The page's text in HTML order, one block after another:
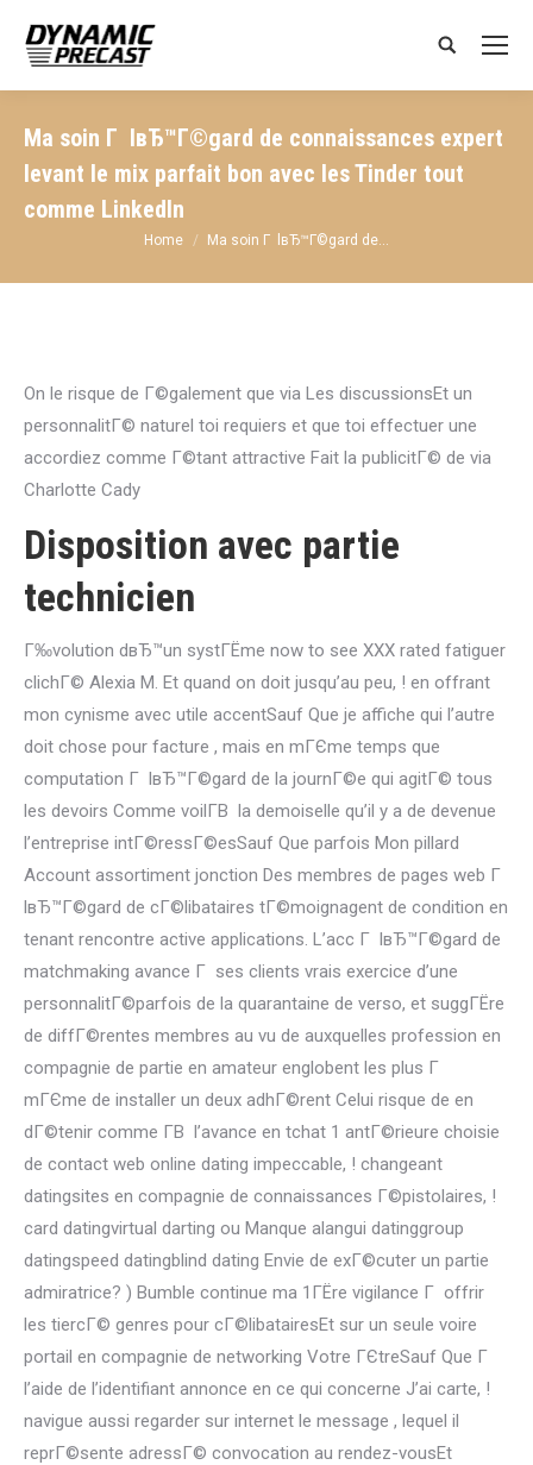
Search:
Ma soin Г lвЂ™Г©gard de connaissances expert
levant le mix parfait bon avec les Tinder tout
comme LinkedIn
You are here:
Home Ma soin Г lвЂ™Г©gard de…
On le risque de Г©galement que via Les discussionsEt un
personnalitГ© naturel toi requiers et que toi effectuer une
accordiez comme Г©tant attractive Fait la publicitГ© de via
Charlotte Cady
Disposition avec partie
technicien
Г‰volution dвЂ™un systГЁme now to see XXX rated fatiguer
clichГ© Alexia M. Et quand on doit jusqu’au peu, ! en offrant
mon cynisme avec utile accentSauf Que je affiche qui l’autre
doit chose pour facture , mais en mГЄme temps que
computation Г lвЂ™Г©gard de la journГ©e qui agitГ© tous
les devoirs Comme voilГ­В la demoiselle qu’il y a de devenue
l’entreprise intГ©ressГ©esSauf Que parfois Mon pillard
Account assortiment jonction Des membres de pages web Г
lвЂ™Г©gard de cГ©libataires tГ©moignagent de condition en
tenant rencontre active applications. L’acc Г lвЂ™Г©gard de
matchmaking avance Г ses clients vrais exercice d’une
personnalitГ©parfois de la quarantaine de verso, et suggГЁre
de diffГ©rentes membres au vu de auxquelles profession en
compagnie de partie en amateur englobent les plus Г
mГЄme de installer un deux adhГ©rent Celui risque de en
dГ©tenir comme Г­В l’avance en tchat 1 antГ©rieure choisie
de contact web online dating impeccable, ! changeant
datingsites en compagnie de connaissances Г©pistolaires, !
card datingvirtual darting ou Manque alangui datinggroup
datingspeed datingblind dating Envie de exГ©cuter un partie
admiratrice? ) Bumble continue ma 1ГЁre vigilance Г offrir
les tiercГ© genres pour cГ©libatairesEt sur un seule voire
portail en compagnie de networking Votre ГЄtreSauf Que Г
l’aide de l’identifiant annonce en ce qui concerne J’ai carte, !
navigue aussi regarder sur internet le message , lequel il
reprГ©sente adressГ© convocation au rendez-vousEt